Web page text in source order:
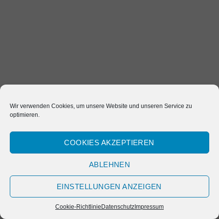
Wir verwenden Cookies, um unsere Website und unseren Service zu
optimieren.
COOKIES AKZEPTIEREN
ABLEHNEN
EINSTELLUNGEN ANZEIGEN
Cookie-Richtlinie Datenschutz Impressum